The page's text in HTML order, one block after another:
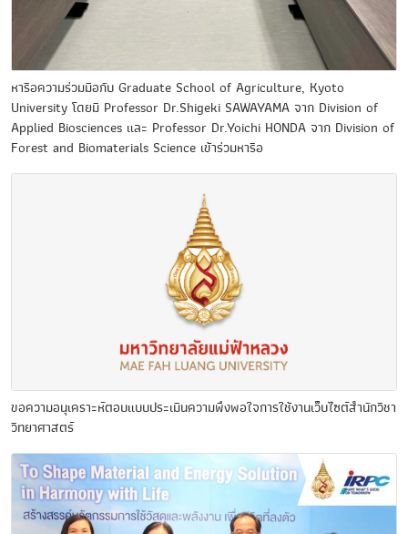
หารือความร่วมมือกับ Graduate School of Agriculture, Kyoto
University โดยมี Professor Dr.Shigeki SAWAYAMA จาก Division of
Applied Biosciences และ Professor Dr.Yoichi HONDA จาก Division of
Forest and Biomaterials Science เข้าร่วมหารือ
ขอความอนุเคราะห์ตอบแบบประเมินความพึงพอใจการใช้งานเว็บไซต์สำนักวิชา
วิทยาศาสตร์